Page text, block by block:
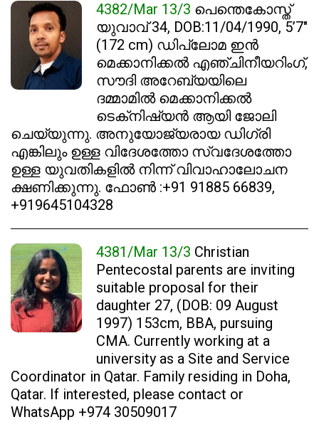
4382/Mar 13/3 പെന്തെകോസ്ത്
യുവാവ് 34, DOB:11/04/1990, 5’7″
(172 cm) ഡിപ്ലോമ ഇൻ
മെക്കാനിക്കൽ എഞ്ചിനീയറിംഗ്,
സൗദി അറേബ്യയിലെ
ദമ്മാമിൽ മെക്കാനിക്കൽ
ടെക്‌നിഷ്യൻ ആയി ജോലി
ചെയ്യുന്നു. അനുയോജ്യരായ ഡിഗ്രി
എങ്കിലും ഉള്ള വിദേശത്തോ സ്വദേശത്തോ
ഉള്ള യുവതികളിൽ നിന്ന് വിവാഹാലോചന
ക്ഷണിക്കുന്നു. ഫോൺ :+91 91885 66839,
+919645104328
4381/Mar 13/3 Christian
Pentecostal parents are inviting
suitable proposal for their
daughter 27, (DOB: 09 August
1997) 153cm, BBA, pursuing
CMA. Currently working at a
university as a Site and Service
Coordinator in Qatar. Family residing in Doha,
Qatar. If interested, please contact or
WhatsApp +974 30509017